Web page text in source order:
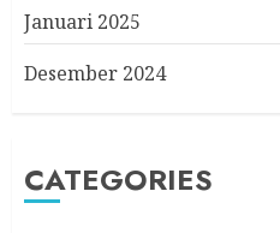
Januari 2025
Desember 2024
CATEGORIES